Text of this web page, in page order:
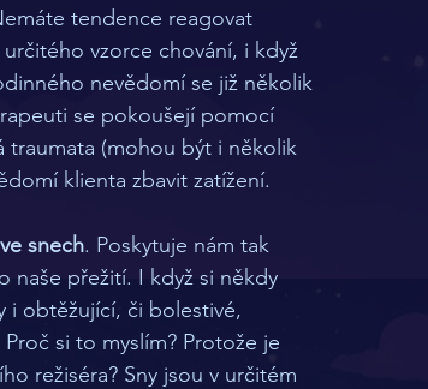
tendence reagovat
vzorce chování, i když
nevědomí se již několik
se pokoušejí pomocí
traumata (mohou být i několik
klienta zbavit zatížení.
snech. Poskytuje nám tak
naše přežití. I když si někdy
i obtěžující, či bolestivé,
si to myslím? Protože je
režiséra? Sny jsou v určitém